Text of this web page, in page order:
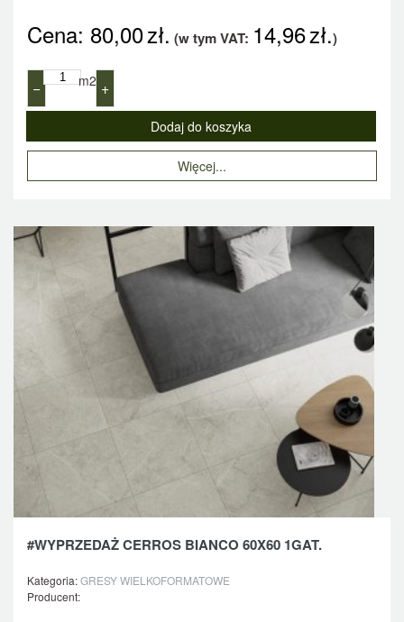
Cena: 80,00zł. (w tym VAT: 14,96zł.)
− m2 +
Więcej...
#WYPRZEDAŻ CERROS BIANCO 60X60 1GAT.
Kategoria:GRESY WIELKOFORMATOWE
Producent: